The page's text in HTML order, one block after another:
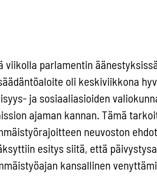
viikolla parlamentin
oli keskiviikkona
ja sosiaaliasioiden
ajaman kannan. Tämä
neuvoston
esitys siitä, että
kansallinen